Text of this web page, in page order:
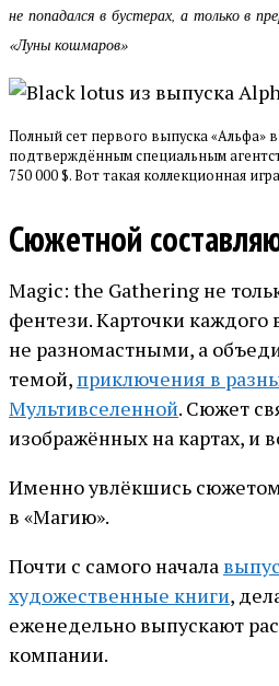
не попадался в бустерах, а только в
«Луны кошмаров»
Полный сет первого выпуска «Альфа»
подтверждённым специальным
750 000 $. Вот такая коллекционная игра
Сюжетной
Magic: the Gathering не
фентези. Карточки каждого
не разномастными, а
темой, приключения в
Мультивселенной. Сюжет
изображённых на картах, и
Именно увлёкшись
в «Магию».
Почти с самого начала
художественные книги,
еженедельно выпускают
компании.